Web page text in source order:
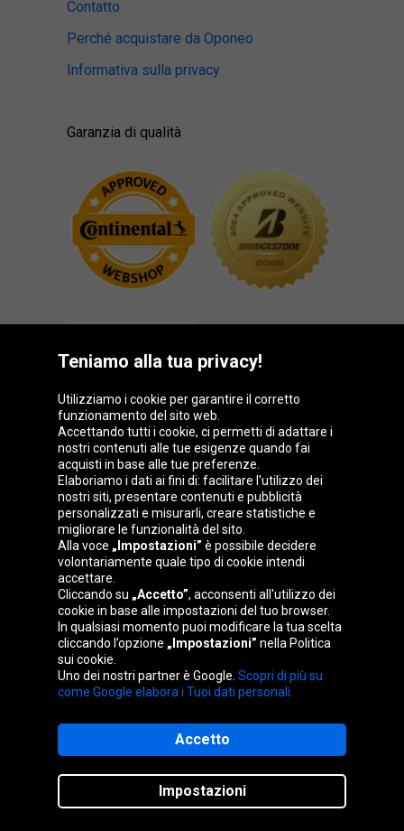
Contatto
Perché acquistare da Oponeo
Informativa sulla privacy
Garanzia di qualità
Gruppo Oponeo
Belgique
Česká
republika
Deutschland Éire
España
Österreich
republika
Kingdom
Mappa del sito
Teniamo alla tua privacy!
Utilizziamo i cookie per garantire il corretto
funzionamento del sito web.
Accettando tutti i cookie, ci permetti di adattare i
nostri contenuti alle tue esigenze quando fai
acquisti in base alle tue preferenze.
Elaboriamo i dati ai fini di: facilitare l'utilizzo dei
nostri siti, presentare contenuti e pubblicità
personalizzati e misurarli, creare statistiche e
migliorare le funzionalità del sito.
Alla voce „Impostazioni” è possibile decidere
volontariamente quale tipo di cookie intendi
accettare.
Cliccando su „Accetto”, acconsenti all'utilizzo dei
cookie in base alle impostazioni del tuo browser.
In qualsiasi momento puoi modificare la tua scelta
cliccando l’opzione „Impostazioni” nella Politica
sui cookie.
Uno dei nostri partner è Google. Scopri di più su
come Google elabora i Tuoi dati personali.
Impostazioni
Accetto